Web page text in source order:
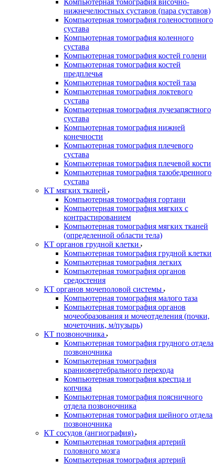
Компьютерная томография височно-
нижнечелюстных суставов (пара суставов)
Компьютерная томография голеностопного
сустава
Компьютерная томография коленного
сустава
Компьютерная томография костей голени
Компьютерная томография костей
предплечья
Компьютерная томография костей таза
Компьютерная томография локтевого
сустава
Компьютерная томография лучезапястного
сустава
Компьютерная томография нижней
конечности
Компьютерная томография плечевого
сустава
Компьютерная томография плечевой кости
Компьютерная томография тазобедренного
сустава
КТ мягких тканей
Компьютерная томография гортани
Компьютерная томография мягких с
контрастированием
Компьютерная томография мягких тканей
(определенной области тела)
КТ органов грудной клетки
Компьютерная томография грудной клетки
Компьютерная томография легких
Компьютерная томография органов
средостения
КТ органов мочеполовой системы
Компьютерная томография малого таза
Компьютерная томография органов
мочеобразования и мочеотделения (почки,
мочеточник, м/пузырь)
КТ позвоночника
Компьютерная томография грудного отдела
позвоночника
Компьютерная томография
краниовертебрального перехода
Компьютерная томография крестца и
копчика
Компьютерная томография поясничного
отдела позвоночника
Компьютерная томография шейного отдела
позвоночника
КТ сосудов (ангиография)
Компьютерная томография артерий
головного мозга
Компьютерная томография артерий